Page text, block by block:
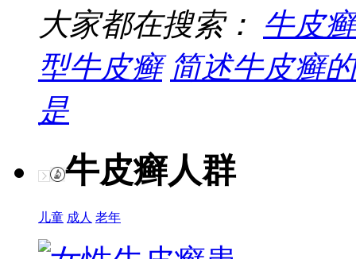
大家都在搜索： 牛皮
型牛皮癣 简述牛皮癣
是
牛皮癣人群
儿童 成人 老年